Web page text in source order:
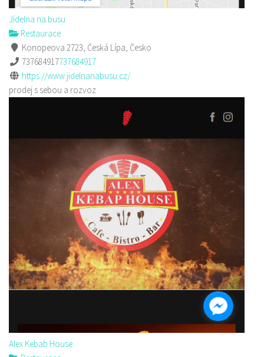
Jídelna na busu
Restaurace
Konopeova 2723, Česká Lípa, Česko
737684917737684917
https://www.jidelnanabusu.cz/
prodej s sebou a rozvoz
Alex Kebab House